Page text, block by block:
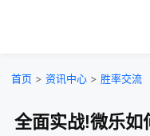
首页 > 资讯中心 > 胜率交流
全面实战!微乐如